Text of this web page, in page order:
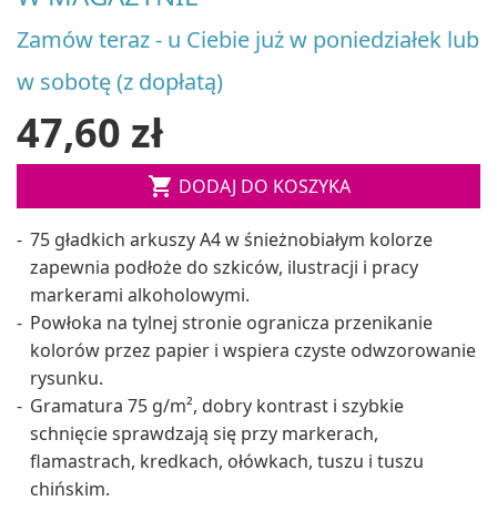
Zamów teraz - u Ciebie już w poniedziałek lub
w sobotę (z dopłatą)
47,60 zł
 DODAJ DO KOSZYKA
75 gładkich arkuszy A4 w śnieżnobiałym kolorze
zapewnia podłoże do szkiców, ilustracji i pracy
markerami alkoholowymi.
Powłoka na tylnej stronie ogranicza przenikanie
kolorów przez papier i wspiera czyste odwzorowanie
rysunku.
Gramatura 75 g/m², dobry kontrast i szybkie
schnięcie sprawdzają się przy markerach,
flamastrach, kredkach, ołówkach, tuszu i tuszu
chińskim.